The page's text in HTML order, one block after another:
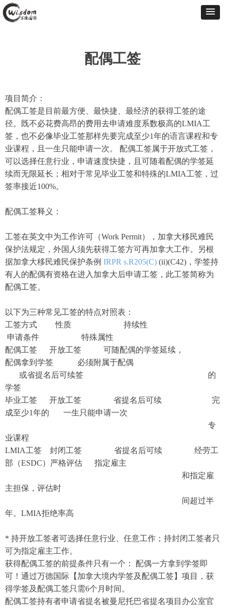
配偶工签
项目简介：
配偶工签是目前最方便、最快捷、最经济的获得工签的途
径。既不必花费高昂的费用去申请难度系数极高的LMIA工
签，也不必像毕业工签那样先要完成至少1年的语言课程和专
业课程，且一生只能申请一次。 配偶工签属于开放式工签，
可以选择任意行业，申请速度快捷，且可随着配偶的学签延
续而无限延长；相对于常见毕业工签和特殊的LMIA工签，过
签率接近100%。
配偶工签释义：
工签在英文中为工作许可（Work Permit），加拿大移民难民
保护法规定，外国人须先获得工签方可再加拿大工作。另根
据加拿大移民难民保护条例 IRPR s.R205(C) (ii)(C42)，学签持
有人的配偶有资格在进入加拿大后申请工签，此工签简称为
配偶工签。
以下为三种常见工签的特点对照表：
工签方式 性质 持续性
申请条件 特殊属性
配偶工签 开放工签 可随配偶的学签延续，
配偶拿到学签 必须附属于配偶
或省提名后可续签 的
学签
毕业工签 开放工签 省提名后可续 完
成至少1年的 一生只能申请一次
专
业课程
LMIA工签 封闭工签 省提名后可续 经劳工
部（ESDC）严格评估 指定雇主
和指定雇
主担保，评估时
间超过半
年。LMIA拒绝率高
* 持开放工签者可选择任意行业、任意工作；持封闭工签者只
可为指定雇主工作。
获得配偶工签的前提条件只有一个： 配偶一方拿到学签即
可！通过万德国际【加拿大境内学签及配偶工签】项目，获
得学签及配偶工签只需6个月时间。
配偶工签持有者申请省提名被曼尼托巴省提名项目办公室官